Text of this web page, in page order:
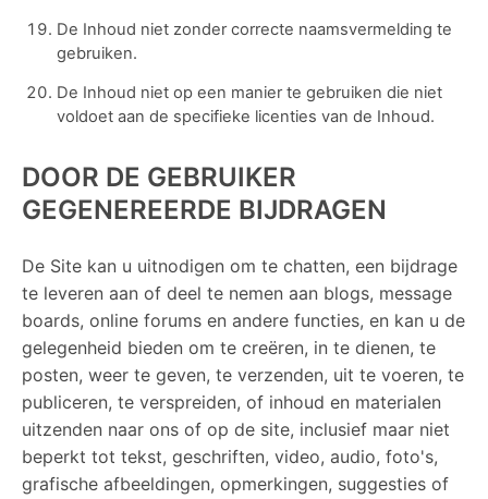
De Inhoud niet zonder correcte naamsvermelding te
gebruiken.
De Inhoud niet op een manier te gebruiken die niet
voldoet aan de specifieke licenties van de Inhoud.
DOOR DE GEBRUIKER
GEGENEREERDE BIJDRAGEN
De Site kan u uitnodigen om te chatten, een bijdrage
te leveren aan of deel te nemen aan blogs, message
boards, online forums en andere functies, en kan u de
gelegenheid bieden om te creëren, in te dienen, te
posten, weer te geven, te verzenden, uit te voeren, te
publiceren, te verspreiden, of inhoud en materialen
uitzenden naar ons of op de site, inclusief maar niet
beperkt tot tekst, geschriften, video, audio, foto's,
grafische afbeeldingen, opmerkingen, suggesties of